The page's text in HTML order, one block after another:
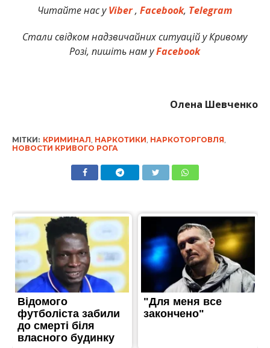
Читайте нас уViber,Facebook, Telegram
Стали свідком надзвичайних ситуацій у Кривому
Розі, пишіть нам уFacebook
Олена Шевченко
МІТКИ: КРИМИНАЛ НАРКОТИКИ НАРКОТОРГОВЛЯ
НОВОСТИ КРИВОГО РОГА